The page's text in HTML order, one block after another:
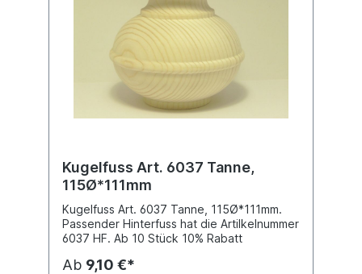
Kugelfuss Art. 6037 Tanne,
115Ø*111mm
Kugelfuss Art. 6037 Tanne, 115Ø*111mm.
Passender Hinterfuss hat die Artilkelnummer
6037 HF. Ab 10 Stück 10% Rabatt
Ab 9,10 €*